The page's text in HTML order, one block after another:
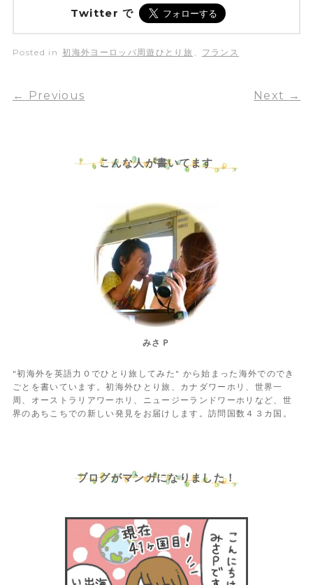
Twitter で
Posted in 初海外ヨーロッパ周遊ひとり旅 , フランス
← Previous Next →
こんな人が書いてます
みさＰ
"初海外を英語力０でひとり旅してみた" から始まった海外でのでき
ごとを書いています。初海外ひとり旅、カナダワーホリ、世界一
周、オーストラリアワーホリ、ニュージーランドワーホリなど、世
界のあちこちでの新しい発見をお届けします。訪問国数４３カ国。
ブログがマンガになりました！